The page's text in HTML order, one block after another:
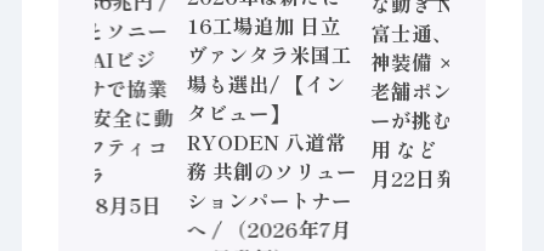
三菱電機とソニー
セミコン AIビジ
ョンセンサで協業
/ IDEC、安全に動
かすセーフティコ
ントローラ
（2026年8月5日
16工場追加 日立
ヴァンタラ米国工
場も選出/ 【イン
タビュー】
RYODEN 八道常
務 共創のソリュー
ションパートナー
へ / （2026年7月
富士通、日立 / 兵
神装備 × HMS、
老舗ポンプメーカ
ーが挑むデータ活
用 など（2026年7
月22日発行）